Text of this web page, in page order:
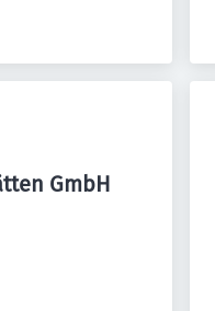
GmbH